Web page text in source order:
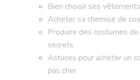
Bien choisir ses
Acheter sa chemise de
Produire des costumes
secrets
Astuces pour acheter un
pas cher